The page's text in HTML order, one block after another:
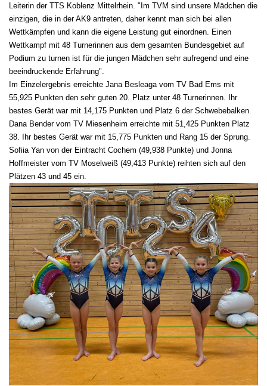
Leiterin der TTS Koblenz Mittelrhein. "Im TVM sind unsere Mädchen die
einzigen, die in der AK9 antreten, daher kennt man sich bei allen
Wettkämpfen und kann die eigene Leistung gut einordnen. Einen
Wettkampf mit 48 Turnerinnen aus dem gesamten Bundesgebiet auf
Podium zu turnen ist für die jungen Mädchen sehr aufregend und eine
beeindruckende Erfahrung".
Im Einzelergebnis erreichte Jana Besleaga vom TV Bad Ems mit
55,925 Punkten den sehr guten 20. Platz unter 48 Turnerinnen. Ihr
bestes Gerät war mit 14,175 Punkten und Platz 6 der Schwebebalken.
Dana Bender vom TV Miesenheim erreichte mit 51,425 Punkten Platz
38. Ihr bestes Gerät war mit 15,775 Punkten und Rang 15 der Sprung.
Sofiia Yan von der Eintracht Cochem (49,938 Punkte) und Jonna
Hoffmeister vom TV Moselweiß (49,413 Punkte) reihten sich auf den
Plätzen 43 und 45 ein.